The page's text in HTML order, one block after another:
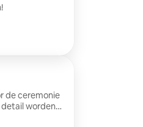
de ceremonie
worden